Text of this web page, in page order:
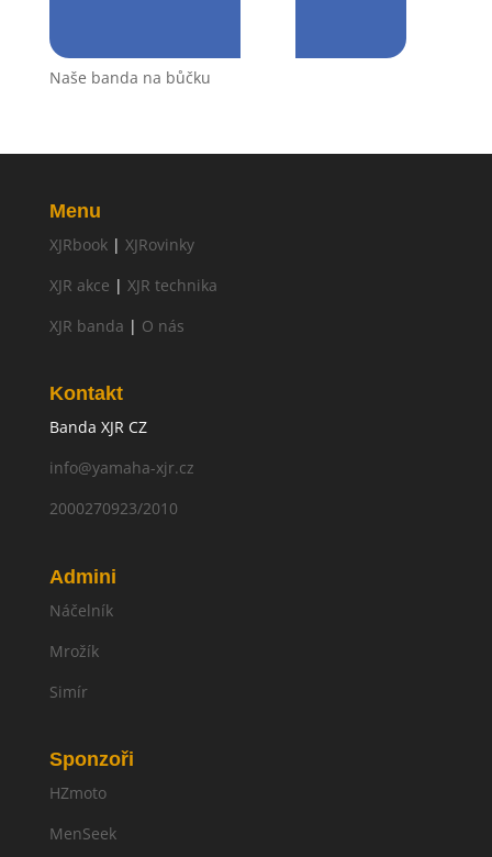
Naše banda na bůčku
Menu
XJRbook| XJRovinky
XJR akce | XJR technika
XJR banda | O nás
Kontakt
Banda XJR CZ
info@yamaha-xjr.cz
2000270923/2010
Admini
Náčelník
Mrožík
Simír
Sponzoři
HZmoto
MenSeek